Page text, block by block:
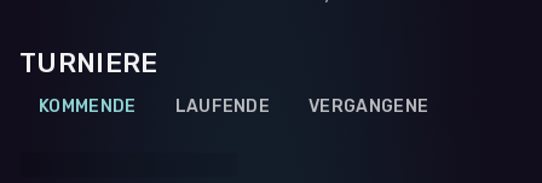
TURNIERE
KOMMENDE LAUFENDE VERGANGENE